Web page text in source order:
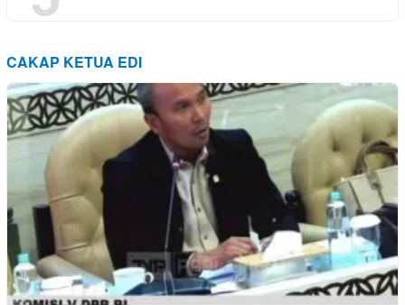
CAKAP KETUA EDI